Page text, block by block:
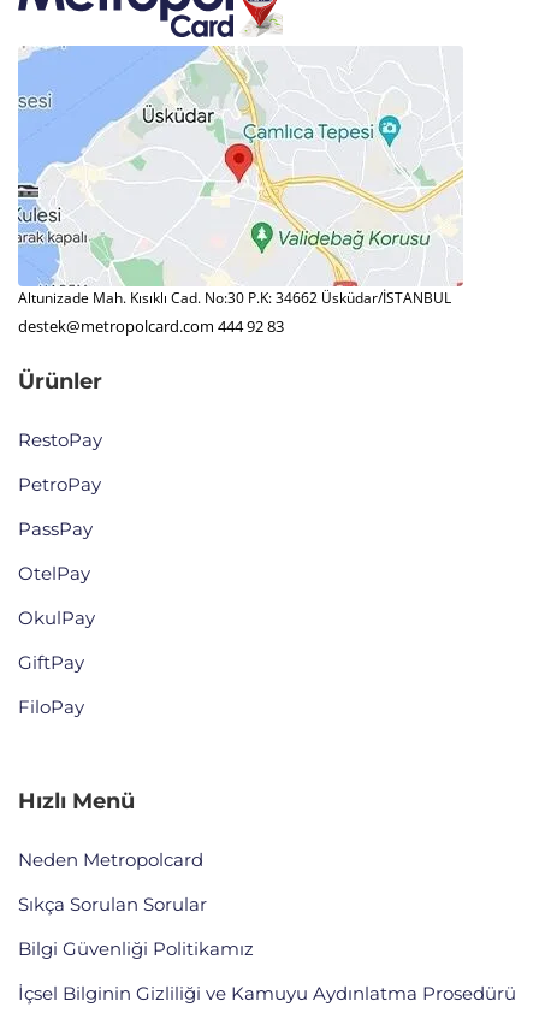
Altunizade Mah. Kısıklı Cad. No:30 P.K: 34662 Üsküdar/İSTANBUL
destek@metropolcard.com 444 92 83
Ürünler
RestoPay
PetroPay
PassPay
OtelPay
OkulPay
GiftPay
FiloPay
Hızlı Menü
Neden Metropolcard
Sıkça Sorulan Sorular
Bilgi Güvenliği Politikamız
İçsel Bilginin Gizliliği ve Kamuyu Aydınlatma Prosedürü